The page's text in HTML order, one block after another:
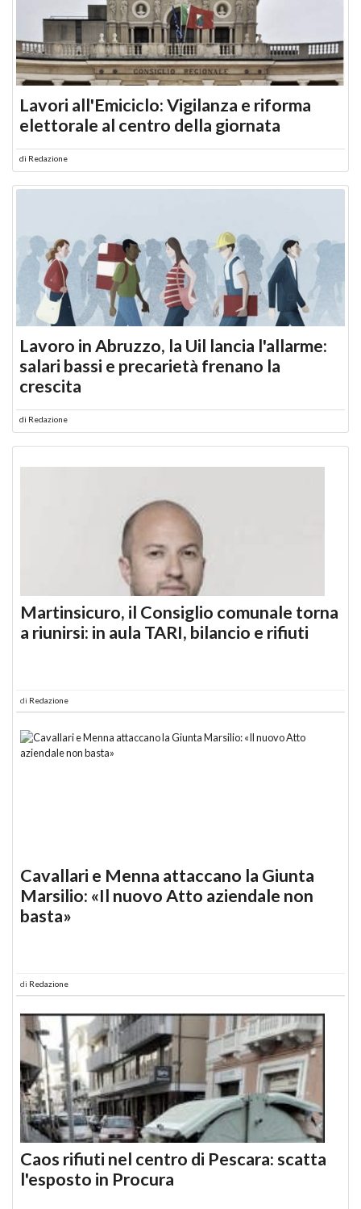
Lavori all'Emiciclo: Vigilanza e riforma
elettorale al centro della giornata
di Redazione
Lavoro in Abruzzo, la Uil lancia l'allarme:
salari bassi e precarietà frenano la
crescita
di Redazione
Martinsicuro, il Consiglio comunale torna
a riunirsi: in aula TARI, bilancio e rifiuti
di Redazione
Cavallari e Menna attaccano la Giunta
Marsilio: «Il nuovo Atto aziendale non
basta»
di Redazione
Caos rifiuti nel centro di Pescara: scatta
l'esposto in Procura